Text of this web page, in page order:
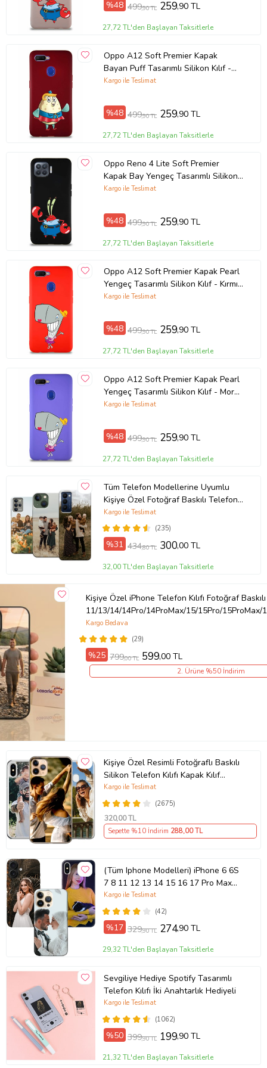
Ürün Kodu:kcm432733
%48 499,90 TL 259,90 TL
27,72 TL'den Başlayan Taksitlerle
Oppo A12 Soft Premier Kapak
Bayan Puff Tasarımlı Silikon Kılıf -
Mürdüm (Şeffaf)
Kargo ile Teslimat
%48 499,90 TL 259,90 TL
27,72 TL'den Başlayan Taksitlerle
Oppo Reno 4 Lite Soft Premier
Kapak Bay Yengeç Tasarımlı Silikon
Kılıf - Siyah (Şeffaf)
Kargo ile Teslimat
%48 499,90 TL 259,90 TL
27,72 TL'den Başlayan Taksitlerle
Oppo A12 Soft Premier Kapak Pearl
Yengeç Tasarımlı Silikon Kılıf - Kırmızı
(Şeffaf)
Kargo ile Teslimat
%48 499,90 TL 259,90 TL
27,72 TL'den Başlayan Taksitlerle
Oppo A12 Soft Premier Kapak Pearl
Yengeç Tasarımlı Silikon Kılıf - Mor
(Şeffaf)
Kargo ile Teslimat
%48 499,90 TL 259,90 TL
27,72 TL'den Başlayan Taksitlerle
Tüm Telefon Modellerine Uyumlu
Kişiye Özel Fotoğraf Baskılı Telefon
Kılıfı
(235)
Kargo ile Teslimat
%31 434,80 TL 300,00 TL
32,00 TL'den Başlayan Taksitlerle
Kişiye Özel iPhone Telefon Kılıfı Fotoğraf Baskılı
11/13/14/14Pro/14ProMax/15/15Pro/
(29)
Kargo Bedava
%25 799,00 TL 599,00 TL
2. Ürüne %50 İndirim
Kişiye Özel Resimli Fotoğraflı Baskılı
Silikon Telefon Kılıfı Kapak Kılıf
(Telefon Modelleri Açıklamada)
(2675)
Kargo ile Teslimat
320,00 TL
Sepette %10 İndirim 288,00 TL
(Tüm Iphone Modelleri) iPhone 6 6S
7 8 11 12 13 14 15 16 17 Pro Max
Plus Mini Kişiye Özel Resimli
Fotoğraflı Kılıf(42)
Kargo ile Teslimat
%17 329,90 TL 274,90 TL
29,32 TL'den Başlayan Taksitlerle
Sevgiliye Hediye Spotify Tasarımlı
Telefon Kılıfı İki Anahtarlık Hediyeli
(1062)
Kargo ile Teslimat
%50 399,90 TL 199,90 TL
21,32 TL'den Başlayan Taksitlerle